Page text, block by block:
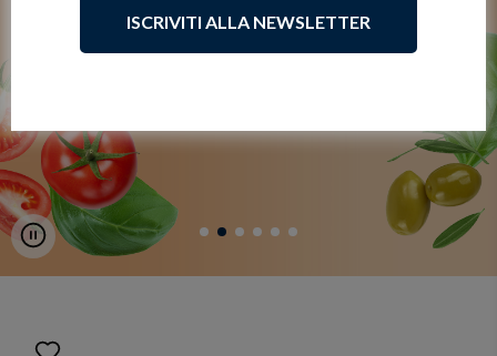
Pause
Aggiungi
ISCRIVITI ALLA NEWSLETTER